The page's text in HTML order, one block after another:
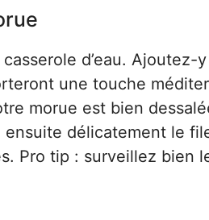
d’eau. Ajoutez-
une touche
morue est bien
délicatement le
Pro tip : surveillez bien